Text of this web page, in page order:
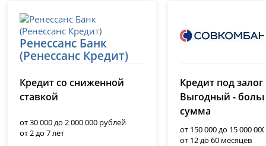
Ренессанс Банк
(Ренессанс Кредит)
Кредит со сниженной
ставкой
от 30 000 до 2 000 000 рублей
от 2 до 7 лет
лицензия № 963
Кредит под залог
Выгодный -
сумма
от 150 000 до 15 000
от 12 до 60 месяцев